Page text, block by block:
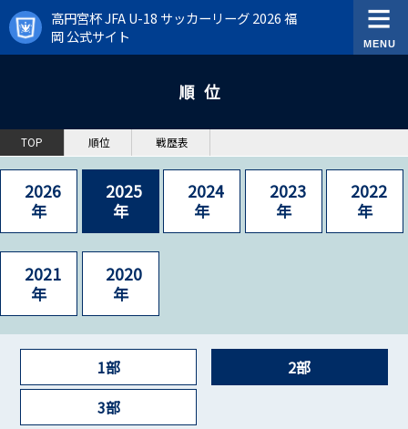
高円宮杯 JFA U-18 サッカーリーグ 2026 福
岡 公式サイト
順位
TOP 順位 戦歴表
2026
年
2025
年
2024
年
2023
年
2022
年
2021
年
2020
年
1部
2部
3部